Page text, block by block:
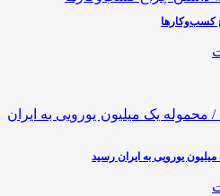
یورویی به ایران رسید